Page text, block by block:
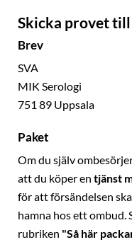
Skicka provet till
Brev
SVA
MIK Serologi
751 89 Uppsala
Paket
Om du själv
att du köper en tjänst
för att försändelsen
hamna hos ett ombud.
rubriken "Så här